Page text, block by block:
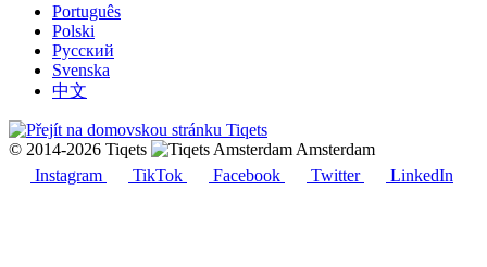
Português
Polski
Русский
Svenska
中文
© 2014-2026 Tiqets
Amsterdam
Instagram
TikTok Facebook Twitter LinkedIn